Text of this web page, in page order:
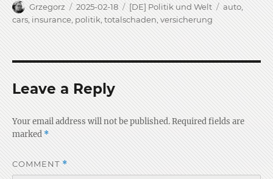
Author
Grzegorz
Posted
on
2025-02-18 Categories
[DE] Politik und Welt Tags
auto,
cars insurance politik totalschaden ,versicherung
Leave a Reply
Your email address will not be published.Required fields are
marked*
COMMENT *